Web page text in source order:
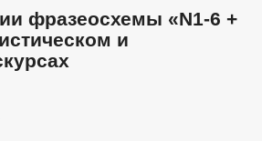
фразеосхемы «N1-6 +
и